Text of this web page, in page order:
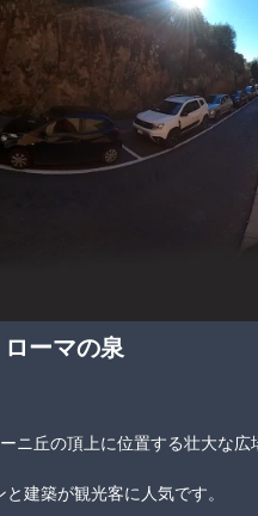
ーマの泉
ニ丘の頂上に位置する壮大な広
建築が観光客に人気です。